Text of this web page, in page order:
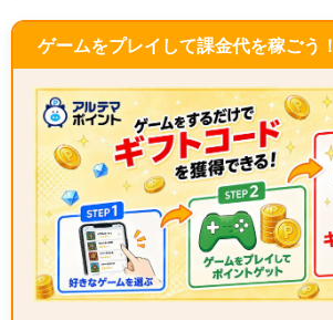
ゲームをプレイして課金代を稼ごう！